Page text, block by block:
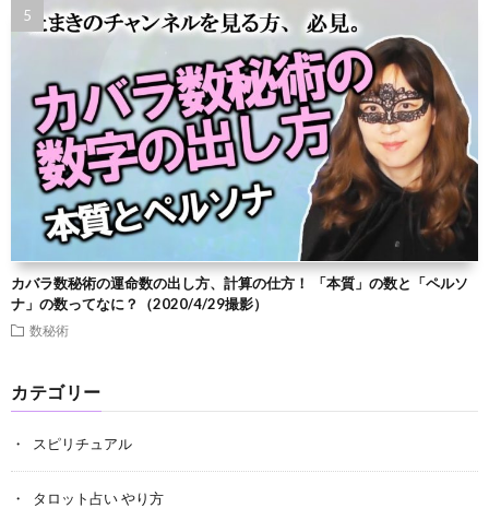
カバラ数秘術の運命数の出し方、計算の仕方！ 「本質」の数と「ペルソ
ナ」の数ってなに？（2020/4/29撮影）
数秘術
カテゴリー
スピリチュアル
タロット占い やり方